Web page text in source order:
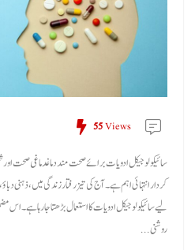
55Views
سائیکولوجیکل ادویات برائے صحت مند دماغدماغی صحت اور
کردار انتہائی اہم ہے۔ آج کی تیز رفتار زندگی میں، ذہنی
لیے سائیکولوجیکل ادویات کا استعمال بڑھتا جا رہا ہے۔ اس
روشنی ...